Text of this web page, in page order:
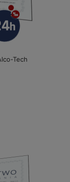
Tech